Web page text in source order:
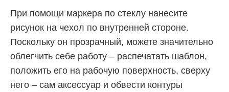
При помощи маркера по стеклу нанесите
рисунок на чехол по внутренней стороне.
Поскольку он прозрачный, можете значительно
облегчить себе работу – распечатать шаблон,
положить его на рабочую поверхность, сверху
него – сам аксессуар и обвести контуры